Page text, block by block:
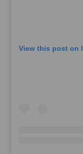
View this post on